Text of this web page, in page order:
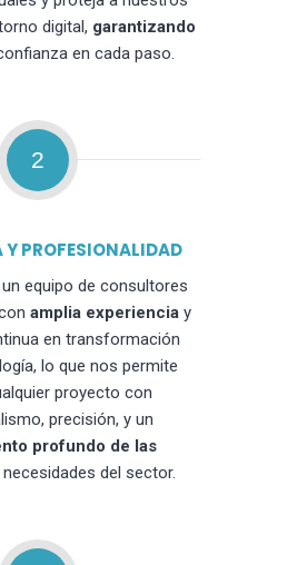
digital, garantizando
en cada paso.
2
Y PROFESIONALIDAD
equipo de consultores
amplia experienciay
en transformación
lo que nos permite
proyecto con
precisión, y un
profundo de las
necesidades del sector.